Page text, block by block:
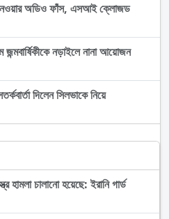
অডিও ফাঁস, এসআই ক্লোজড
নড়াইলে নানা আয়োজন
দিলেন সিলভাকে নিয়ে
হামলা চালানো হয়েছে: ইরানি গার্ড